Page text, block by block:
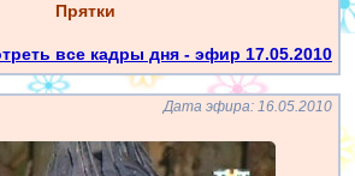
Прятки
все кадры дня - эфир 17.05.2010
Дата эфира: 16.05.2010